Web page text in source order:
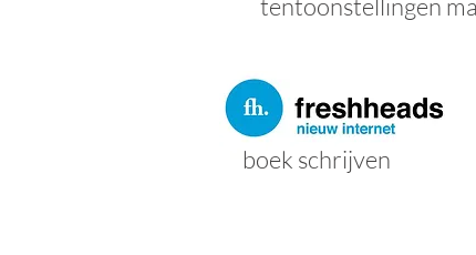
tentoonstellingen
boek schrijven